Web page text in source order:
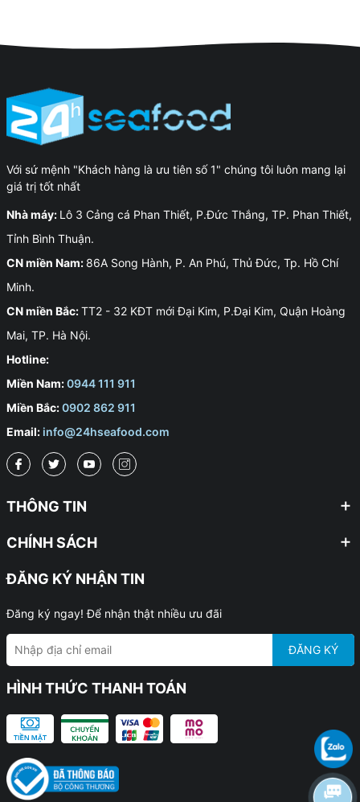
Với sứ mệnh "Khách hàng là ưu tiên số 1" chúng tôi luôn mang lại
giá trị tốt nhất
Nhà máy: Lô 3 Cảng cá Phan Thiết, P.Đức Thắng, TP. Phan Thiết,
Tỉnh Bình Thuận.
CN miền Nam: 86A Song Hành, P. An Phú, Thủ Đức, Tp. Hồ Chí
Minh.
CN miền Bắc:TT2 - 32 KĐT mới Đại Kim, P.Đại Kim, Quận Hoàng
Mai, TP. Hà Nội.
Hotline:
Miền Nam:0944 111 911
Miền Bắc:0902 862 911
Email: info@24hseafood.com
THÔNG TIN
CHÍNH SÁCH
ĐĂNG KÝ NHẬN TIN
Đăng ký ngay! Để nhận thật nhiều ưu đãi
ĐĂNG KÝ
HÌNH THỨC THANH TOÁN